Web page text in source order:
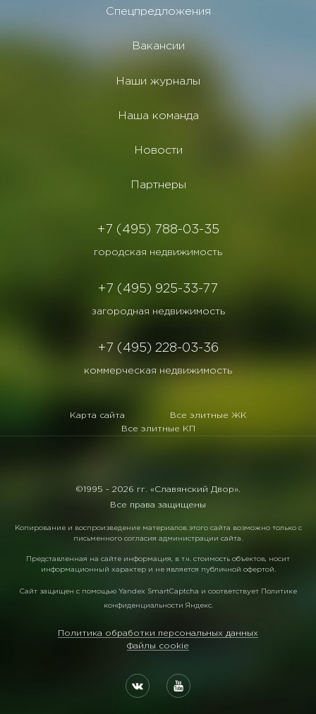
Спецпредложения
Вакансии
Наши журналы
Наша команда
Новости
Партнеры
+7 (495) 788-03-35
городская недвижимость
+7 (495) 925-33-77
загородная недвижимость
+7 (495) 228-03-36
коммерческая недвижимость
Карта сайта
Все элитные ЖК
Все элитные КП
©1995 - 2026 гг. «Славянский Двор».
Все права защищены
Копирование и воспроизведение материалов этого сайта возможно только с
письменного согласия администрации сайта.
Представленная на сайте информация, в т.ч. стоимость объектов, носит
информационный характер и не является публичной офертой.
Сайт защищен с помощью Yandex SmartCaptcha и соответствует Политике
конфиденциальности Яндекс.
Политика обработки персональных данных
Файлы cookie